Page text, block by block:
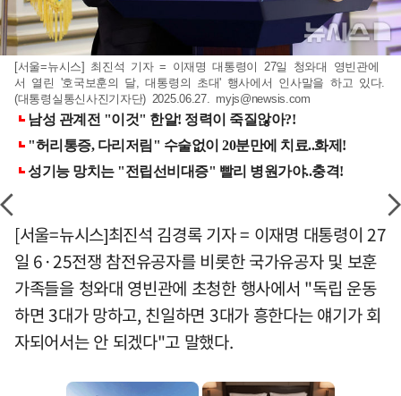
[서울=뉴시스] 최진석 기자 = 이재명 대통령이 27일 청와대 영빈관에
서 열린 '호국보훈의 달, 대통령의 초대' 행사에서 인사말을 하고 있다.
(대통령실통신사진기자단) 2025.06.27. myjs@newsis.com
[서울=뉴시스]최진석 김경록 기자 = 이재명 대통령이 27
일 6·25전쟁 참전유공자를 비롯한 국가유공자 및 보훈
가족들을 청와대 영빈관에 초청한 행사에서 "독립 운동
하면 3대가 망하고, 친일하면 3대가 흥한다는 얘기가 회
자되어서는 안 되겠다"고 말했다.